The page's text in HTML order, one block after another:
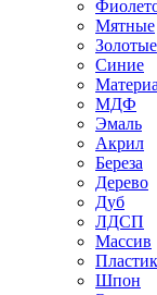
Мятные
Золотые
Синие
МДФ
Эмаль
Акрил
Береза
Дерево
Дуб
ЛДСП
Массив
Пластик
Шпон